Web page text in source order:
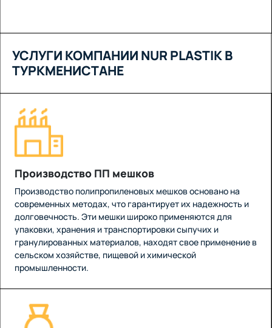
УСЛУГИ КОМПАНИИ NUR PLASTIK В
ТУРКМЕНИСТАНЕ
Производство ПП мешков
Производство полипропиленовых мешков основано на
современных методах, что гарантирует их надежность и
долговечность. Эти мешки широко применяются для
упаковки, хранения и транспортировки сыпучих и
гранулированных материалов, находят свое применение в
сельском хозяйстве, пищевой и химической
промышленности.